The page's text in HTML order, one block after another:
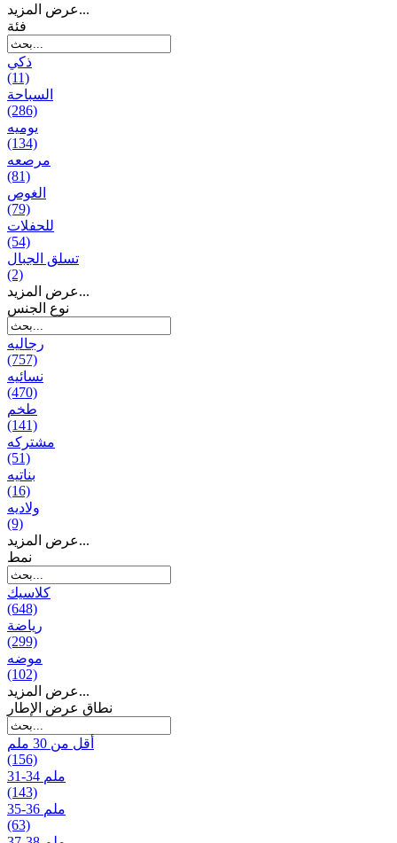
عرض المزيد...
فئة
ذكي
(11)
السباحة
(286)
يومیه
(134)
مرصعه
(81)
الغوص
(79)
للحفلات
(54)
تسلق الجبال
(2)
عرض المزيد...
نوع الجنس
رجالیه
(757)
نسائیه
(470)
طخم
(141)
مشتركه
(51)
بناتیه
(16)
ولادیه
(9)
عرض المزيد...
نمط
كلاسيك
(648)
رياضة
(299)
موضه
(102)
عرض المزيد...
نطاق عرض الإطار
أقل من 30 ملم
(156)
31-34 ملم
(143)
35-36 ملم
(63)